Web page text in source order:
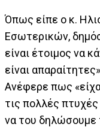
Όπως είπε ο κ.
Εσωτερικών,
είναι έτοιμος να
είναι
Ανέφερε πως
τις πολλές
να του δηλώσουμε